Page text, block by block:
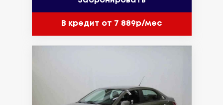
В кредит от 7 889р/мес